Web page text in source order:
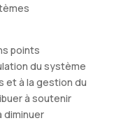
points
du système
et à la gestion du
à soutenir
diminuer